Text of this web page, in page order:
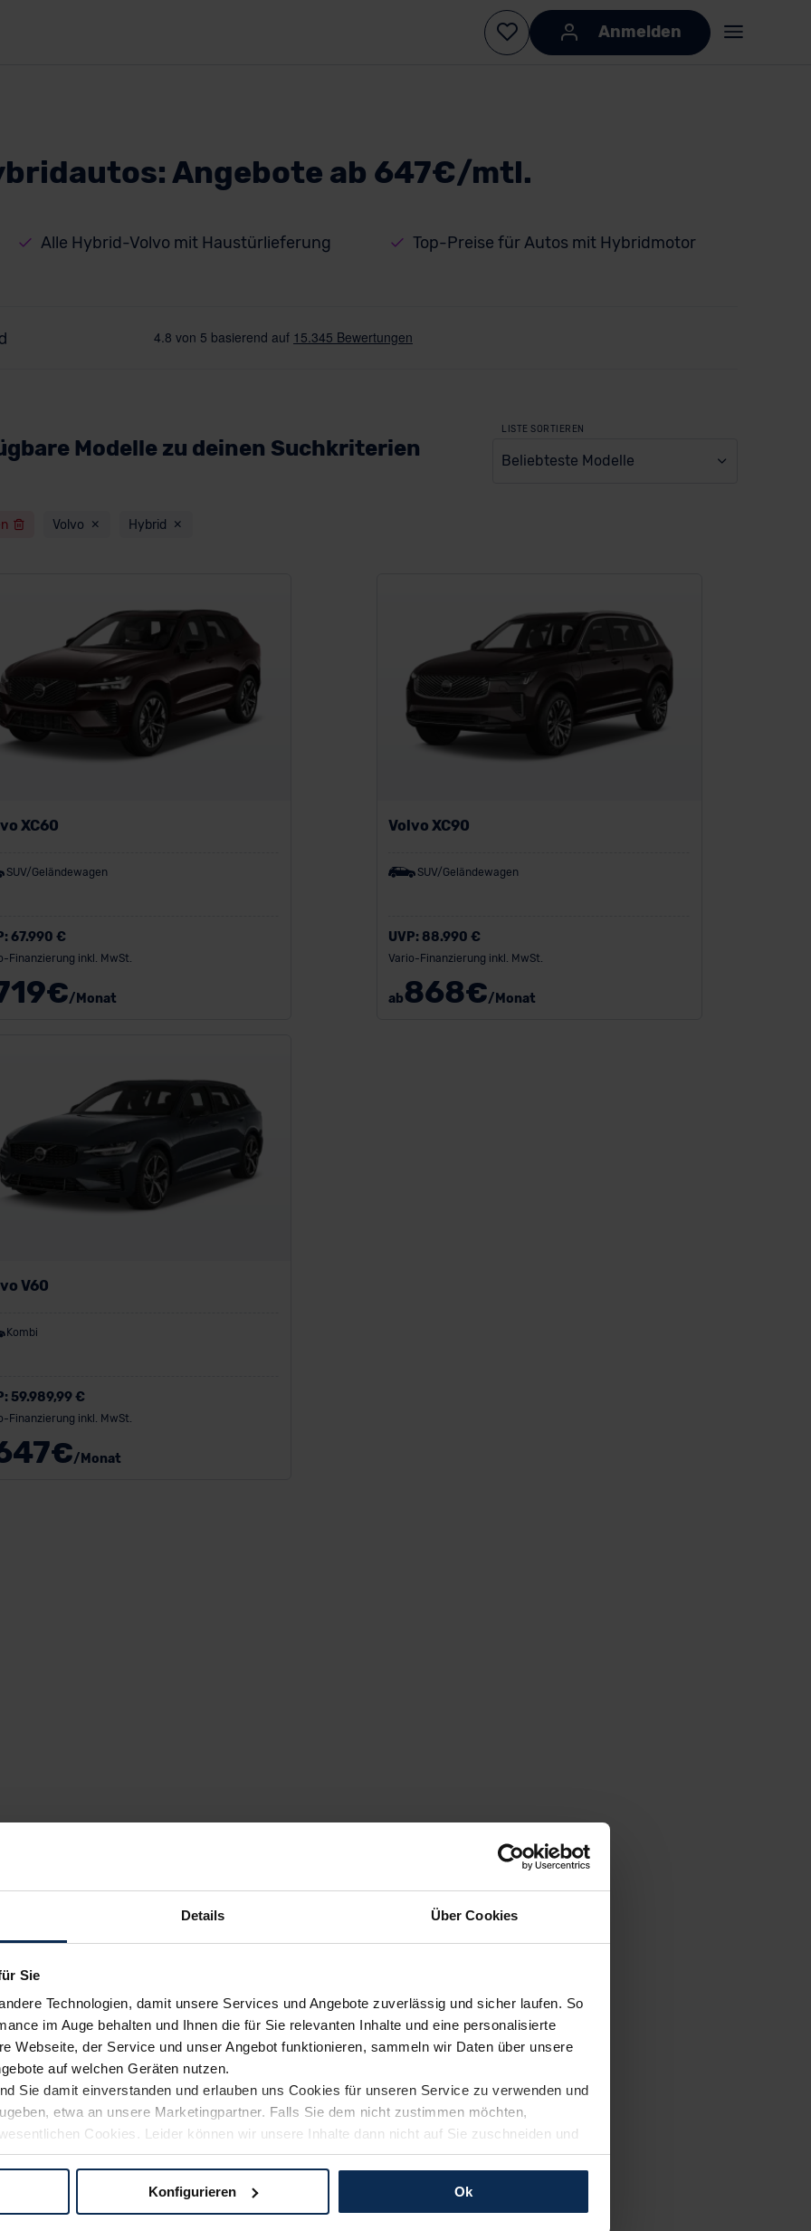
Details Über Cookies
Sie
Technologien, damit unsere Services und Angebote zuverlässig und sicher laufen. So
im Auge behalten und Ihnen die für Sie relevanten Inhalte und eine personalisierte
Webseite, der Service und unser Angebot funktionieren, sammeln wir Daten über unsere
auf welchen Geräten nutzen.
Sie damit einverstanden und erlauben uns Cookies für unseren Service zu verwenden und
etwa an unsere Marketingpartner. Falls Sie dem nicht zustimmen möchten,
Cookies. Leider können wir unsere Inhalte dann nicht auf Sie zuschneiden und
Weg zu Ihrem Neuwagen unterstützen. Sie können die Einstellungen jederzeit anpassen
Konfigurieren Ok
Anmelden
Angebote ab 647€/mtl.
Alle Hybrid-Volvo mit Haustürlieferung Top-Preise für Autos mit Hybridmotor
Modelle zu deinen Suchkriterien
LISTE SORTIEREN
Beliebteste Modelle
Volvo Hybrid
XC60
SUV/Geländewagen
67.990 €
Finanzierung inkl. MwSt.
€/Monat
Volvo XC90
SUV/Geländewagen
UVP: 88.990 €
Vario-Finanzierung inkl. MwSt.
ab868€/Monat
V60
Kombi
59.989,99 €
Finanzierung inkl. MwSt.
€/Monat